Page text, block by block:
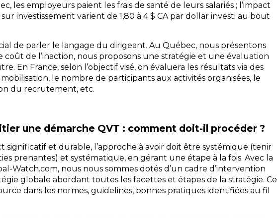
les employeurs paient les frais de santé de leurs salariés ; l’impact
investissement varient de 1,80 à 4 $ CA par dollar investi au bout
de parler le langage du dirigeant. Au Québec, nous présentons
de l’inaction, nous proposons une stratégie et une évaluation
En France, selon l’objectif visé, on évaluera les résultats via des
le nombre de participants aux activités organisées, le
du recrutement, etc.
une démarche QVT : comment doit-il procéder ?
significatif et durable, l’approche à avoir doit être systémique (tenir
prenantes) et systématique, en gérant une étape à la fois. Avec la
Watch.com, nous nous sommes dotés d’un cadre d’intervention
globale abordant toutes les facettes et étapes de la stratégie. Ce
dans les normes, guidelines, bonnes pratiques identifiées au fil